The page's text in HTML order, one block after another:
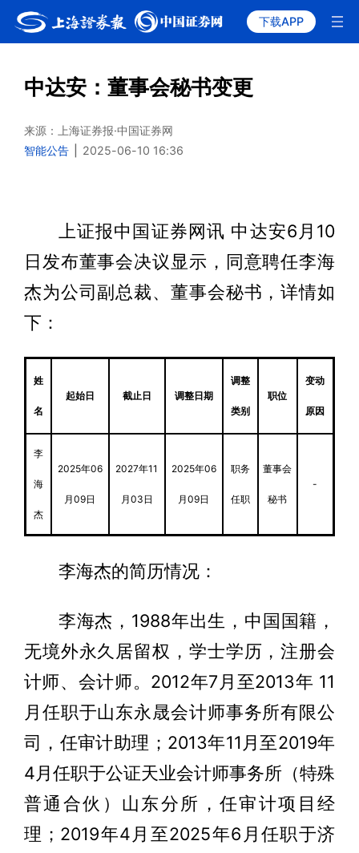
下载APP
中达安：董事会秘书变更
来源：上海证券报·中国证券网
智能公告
2025-06-10 16:36
上证报中国证券网讯 中达安6月10
日发布董事会决议显示，同意聘任李海
杰为公司副总裁、董事会秘书，详情如
下：
姓
名
起始日 截止日 调整日期
调整
类别
职位
变动
原因
李
海
杰
2025年06
月09日
2027年11
月03日
2025年06
月09日
职务
任职
董事会
秘书
-
李海杰的简历情况：
李海杰，1988年出生，中国国籍，
无境外永久居留权，学士学历，注册会
计师、会计师。2012年7月至2013年 11
月任职于山东永晟会计师事务所有限公
司，任审计助理；2013年11月至2019年
4月任职于公证天业会计师事务所（特殊
普通合伙）山东分所，任审计项目经
理；2019年4月至2025年6月任职于济